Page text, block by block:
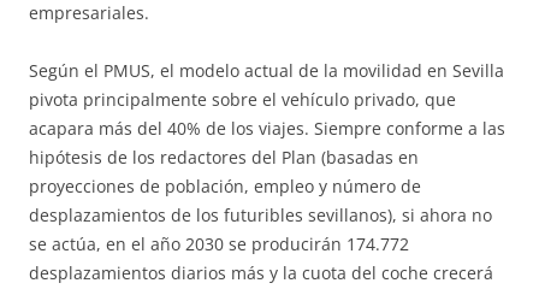
empresariales.
Según el PMUS, el modelo actual de la movilidad en Sevilla
pivota principalmente sobre el vehículo privado, que
acapara más del 40% de los viajes. Siempre conforme a las
hipótesis de los redactores del Plan (basadas en
proyecciones de población, empleo y número de
desplazamientos de los futuribles sevillanos), si ahora no
se actúa, en el año 2030 se producirán 174.772
desplazamientos diarios más y la cuota del coche crecerá